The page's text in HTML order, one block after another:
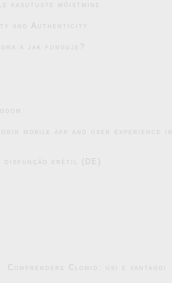
kasutuste mõistmine
and Authenticity
a jak funguje?
mobile app and user experience in
disfunção erétil (DE)
Comprendere Clomid: usi e vantaggi